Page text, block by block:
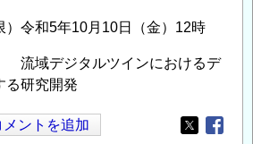
）令和5年10月10日（金）12時
流域デジタルツインにおけるデ
る研究開発
メントを追加
Opens in